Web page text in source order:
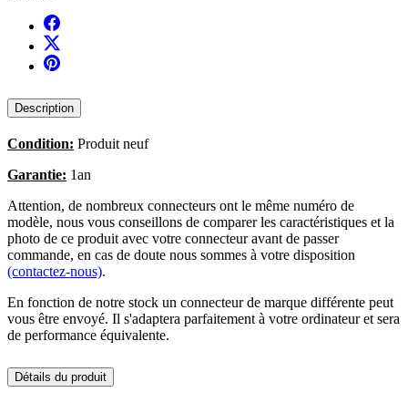
Description
Condition: Produit neuf
Garantie: 1an
Attention, de nombreux connecteurs ont le même numéro de
modèle, nous vous conseillons de comparer les caractéristiques et la
photo de ce produit avec votre connecteur avant de passer
commande, en cas de doute nous sommes à votre disposition
(contactez-nous).
En fonction de notre stock un connecteur de marque différente peut
vous être envoyé. Il s'adaptera parfaitement à votre ordinateur et sera
de performance équivalente.
Détails du produit